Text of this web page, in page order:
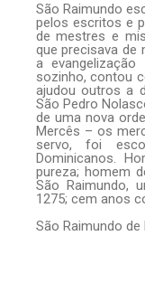
São Raimundo
pelos escritos e
de mestres e
que precisava de
a
sozinho, contou
ajudou outros a
São Pedro
de uma nova
Mercês – os
servo, foi
Dominicanos.
pureza; homem
São Raimundo,
1275; cem anos
São Raimundo